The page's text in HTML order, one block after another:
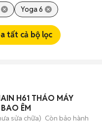
Yoga 6
tất cả bộ lọc
H61 THÁO MÁY
ÊM
sửa chữa) Còn bảo hành